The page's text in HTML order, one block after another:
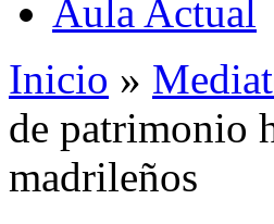
Aula Actual
Inicio »
de patrimonio
madrileños